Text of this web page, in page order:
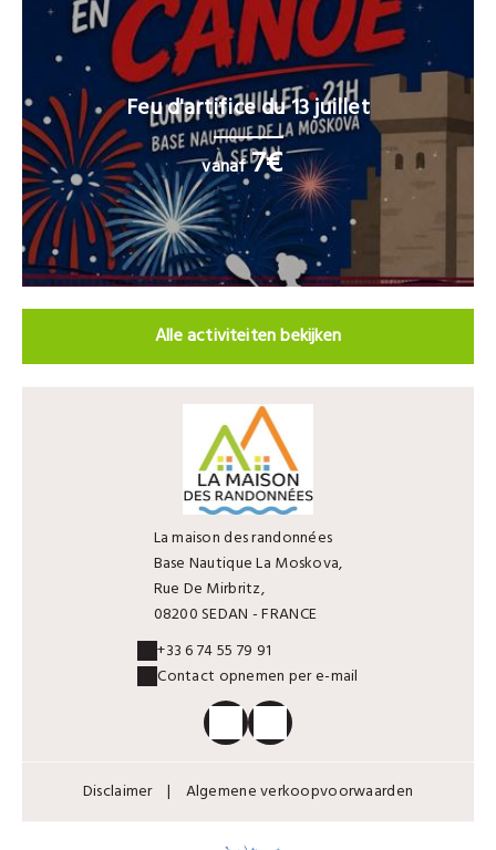
Feu d'artifice du 13 juillet
vanaf7€
Alle activiteiten bekijken
La maison des randonnées
Base Nautique La Moskova,
Rue De Mirbritz,
08200 SEDAN - FRANCE
+33 6 74 55 79 91
Contact opnemen per e-mail
Disclaimer | Algemene verkoopvoorwaarden